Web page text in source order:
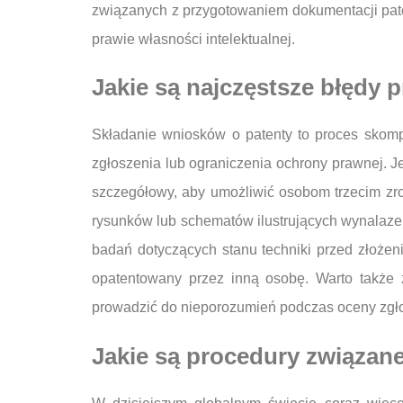
związanych z przygotowaniem dokumentacji
prawie własności intelektualnej.
Jakie są najczęstsze błędy
Składanie wniosków o patenty to proces
zgłoszenia lub ograniczenia ochrony prawnej.
szczegółowy, aby umożliwić osobom trzecim
rysunków lub schematów ilustrujących
badań dotyczących stanu techniki przed
opatentowany przez inną osobę. Warto
prowadzić do nieporozumień podczas oceny
Jakie są procedury